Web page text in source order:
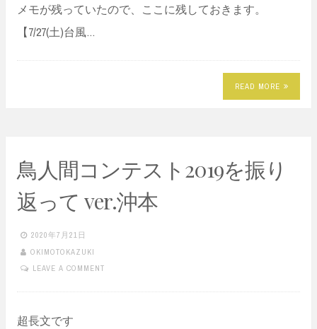
メモが残っていたので、ここに残しておきます。
【7/27(土)台風…
READ MORE
鳥人間コンテスト2019を振り
返って ver.沖本
2020年7月21日
OKIMOTOKAZUKI
LEAVE A COMMENT
超長文です